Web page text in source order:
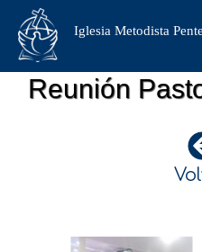
Iglesia Metodista
Reunión